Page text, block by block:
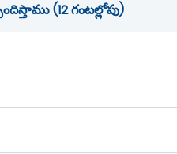
(12 గంటల్లోపు)